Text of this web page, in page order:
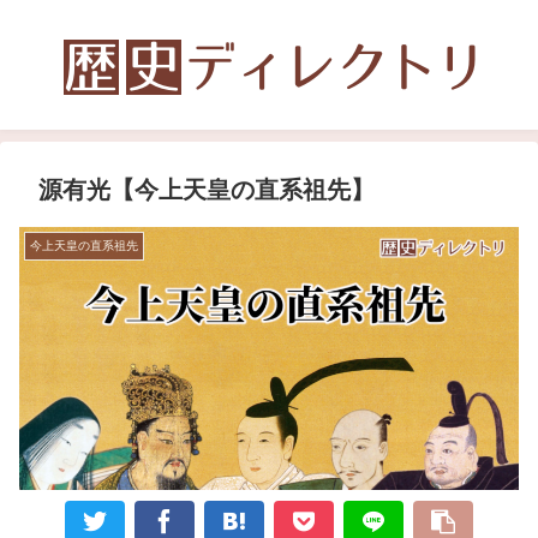
源有光【今上天皇の直系祖先】
今上天皇の直系祖先